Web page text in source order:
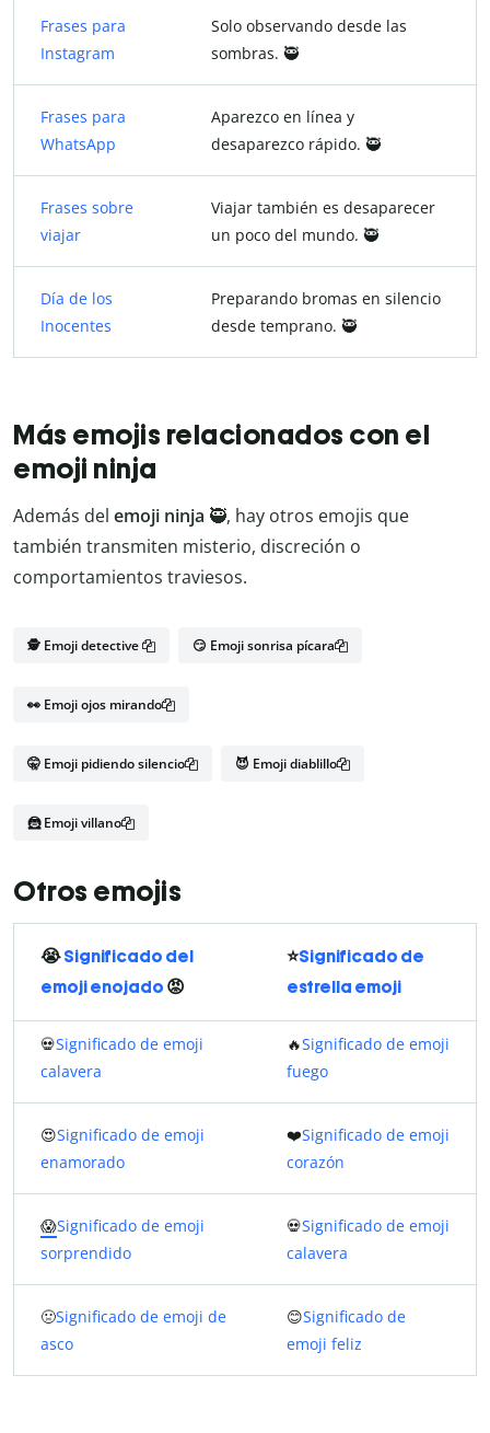
Frases para
Instagram
Solo observando desde las
sombras. 🥷
Frases para
WhatsApp
Aparezco en línea y
desaparezco rápido. 🥷
Frases sobre
viajar
Viajar también es desaparecer
un poco del mundo. 🥷
Día de los
Inocentes
Preparando bromas en silencio
desde temprano. 🥷
Más emojis relacionados con el
emoji ninja
Además del emoji ninja 🥷, hay otros emojis que
también transmiten misterio, discreción o
comportamientos traviesos.
🕵️ Emoji detective 😏 Emoji sonrisa pícara
👀 Emoji ojos mirando
🤫 Emoji pidiendo silencio 😈 Emoji diablillo
🦹 Emoji villano
Otros emojis
😭Significado del
emoji enojado 😡
⭐Significado de
estrella emoji
💀Significado de emoji
calavera
🔥Significado de emoji
fuego
😍Significado de emoji
enamorado
❤️Significado de emoji
corazón
😱Significado de emoji
sorprendido
💀Significado de emoji
calavera
🤢Significado de emoji de
asco
😊Significado de
emoji feliz